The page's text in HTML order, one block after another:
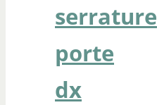
serrature
porte
dx